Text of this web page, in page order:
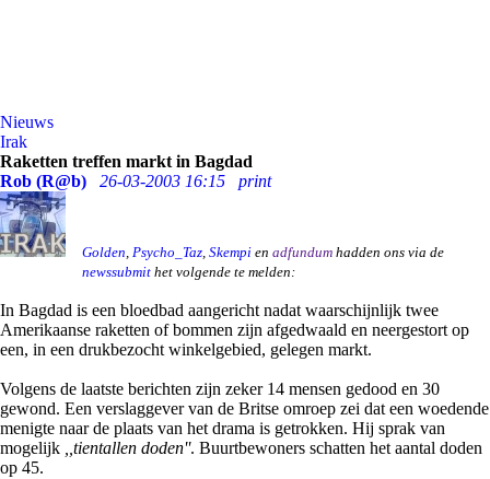
Nieuws
Irak
Raketten treffen markt in Bagdad
Rob (R@b)
26-03-2003 16:15 print
Golden, Psycho_Taz, Skempi en adfundum hadden ons via de
newssubmit het volgende te melden:
In Bagdad is een bloedbad aangericht nadat waarschijnlijk twee
Amerikaanse raketten of bommen zijn afgedwaald en neergestort op
een, in een drukbezocht winkelgebied, gelegen markt.
Volgens de laatste berichten zijn zeker 14 mensen gedood en 30
gewond. Een verslaggever van de Britse omroep zei dat een woedende
menigte naar de plaats van het drama is getrokken. Hij sprak van
mogelijk
,,tientallen doden''. Buurtbewoners schatten het aantal doden
op 45.